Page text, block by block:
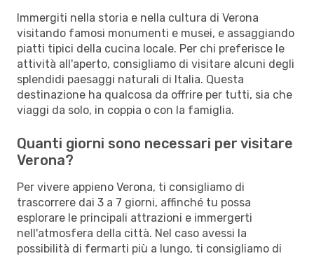
Immergiti nella storia e nella cultura di Verona
visitando famosi monumenti e musei, e assaggiando
piatti tipici della cucina locale. Per chi preferisce le
attività all'aperto, consigliamo di visitare alcuni degli
splendidi paesaggi naturali di Italia. Questa
destinazione ha qualcosa da offrire per tutti, sia che
viaggi da solo, in coppia o con la famiglia.
Quanti giorni sono necessari per visitare
Verona?
Per vivere appieno Verona, ti consigliamo di
trascorrere dai 3 a 7 giorni, affinché tu possa
esplorare le principali attrazioni e immergerti
nell'atmosfera della città. Nel caso avessi la
possibilità di fermarti più a lungo, ti consigliamo di